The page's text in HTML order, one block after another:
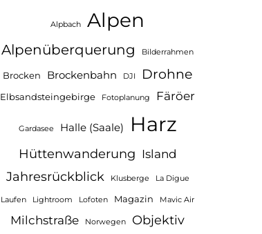
Alpbach Alpen
Alpenüberquerung Bilderrahmen
Brocken Brockenbahn DJI Drohne
Elbsandsteingebirge Fotoplanung Färöer
Gardasee Halle (Saale) Harz
Hüttenwanderung Island
Jahresrückblick Klusberge La Digue
Laufen Lightroom Lofoten Magazin Mavic Air
Milchstraße Norwegen Objektiv